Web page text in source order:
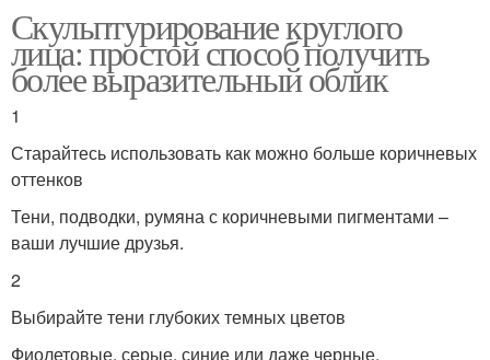
Скульптурирование круглого
лица: простой способ получить
более выразительный облик
1
Старайтесь использовать как можно больше коричневых
оттенков
Тени, подводки, румяна с коричневыми пигментами –
ваши лучшие друзья.
2
Выбирайте тени глубоких темных цветов
Фиолетовые, серые, синие или даже черные.